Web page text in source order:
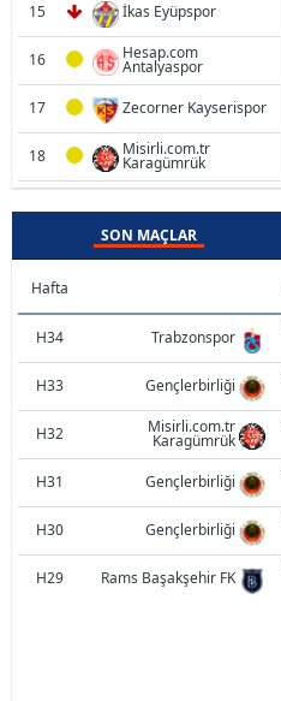
15 İkas Eyüpspor
16 Hesap.com
Antalyaspor
17 Zecorner Kayserispor
18 Misirli.com.tr
Karagümrük
SON MAÇLAR
Hafta
H34 Trabzonspor
H33 Gençlerbirliği
H32 Misirli.com.tr
Karagümrük
H31 Gençlerbirliği
H30 Gençlerbirliği
H29 Rams Başakşehir FK